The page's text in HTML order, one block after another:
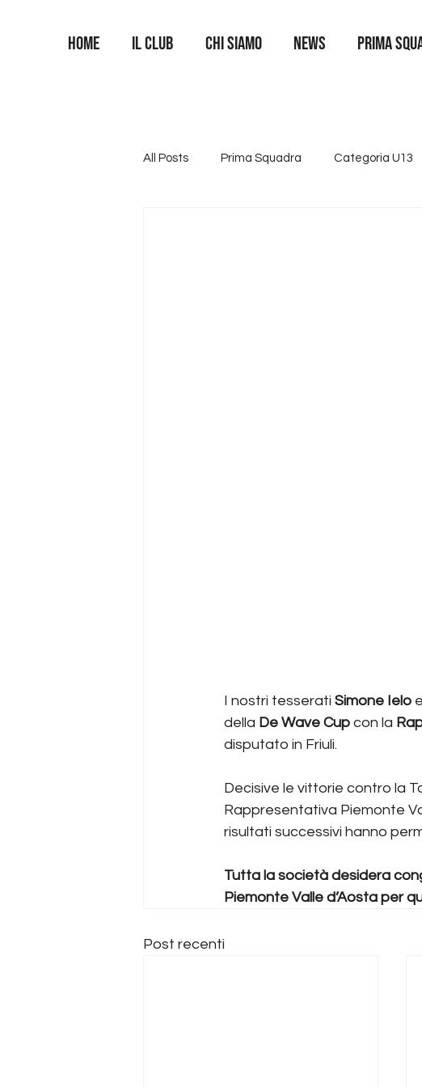
Home Il Club Chi siamo News Prima
All Posts Prima Squadra Categoria U13
I nostri tesserati Simone Ielo
della De Wave Cup con la
disputato in Friuli.
Decisive le vittorie contro la
Rappresentativa Piemonte
risultati successivi hanno
Tutta la società desidera
Piemonte Valle d’Aosta per
Post recenti